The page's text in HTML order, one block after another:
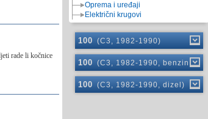
rade li kočnice
Oprema i uređaji
Električni krugovi
100 (C3, 1982-1990)
100 (C3, 1982-1990, benzin)
100 (C3, 1982-1990, dizel)